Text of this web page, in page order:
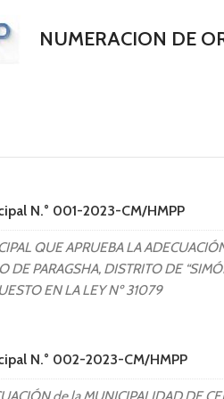
NUMERACION DE
N.° 001-2023-CM/HMPP
QUE APRUEBA LA
DE PARAGSHA, DISTRITO DE
EN LA LEY Nº 31079
N.° 002-2023-CM/HMPP